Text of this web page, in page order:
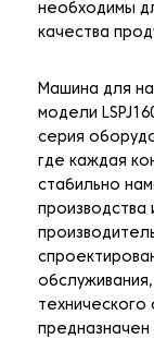
необходимы
качества
Машина для
модели
серия
где каждая
стабильно
технического